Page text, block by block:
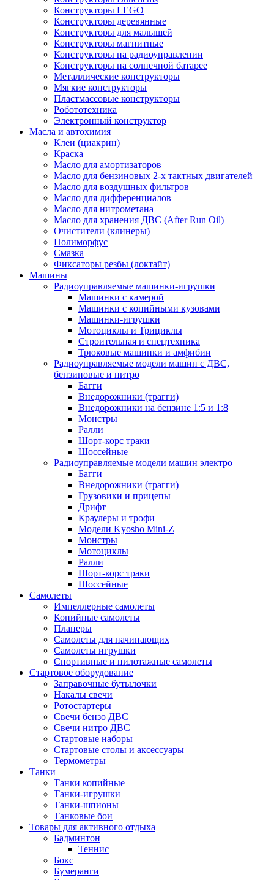
Конструкторы LEGO
Конструкторы деревянные
Конструкторы для малышей
Конструкторы магнитные
Конструкторы на радиоуправлении
Конструкторы на солнечной батарее
Металлические конструкторы
Мягкие конструкторы
Пластмассовые конструкторы
Робототехника
Электронный конструктор
Масла и автохимия
Клеи (циакрин)
Краска
Масло для амортизаторов
Масло для бензиновых 2-х тактных двигателей
Масло для воздушных фильтров
Масло для дифференциалов
Масло для нитрометана
Масло для хранения ДВС (After Run Oil)
Очистители (клинеры)
Полиморфус
Смазка
Фиксаторы резбы (локтайт)
Машины
Радиоуправляемые машинки-игрушки
Машинки с камерой
Машинки с копийными кузовами
Машинки-игрушки
Мотоциклы и Трициклы
Строительная и спецтехника
Трюковые машинки и амфибии
Радиоуправляемые модели машин с ДВС,
бензиновые и нитро
Багги
Внедорожники (трагги)
Внедорожники на бензине 1:5 и 1:8
Монстры
Ралли
Шорт-корс траки
Шоссейные
Радиоуправляемые модели машин электро
Багги
Внедорожники (трагги)
Грузовики и прицепы
Дрифт
Краулеры и трофи
Модели Kyosho Mini-Z
Монстры
Мотоциклы
Ралли
Шорт-корс траки
Шоссейные
Самолеты
Импеллерные самолеты
Копийные самолеты
Планеры
Самолеты для начинающих
Самолеты игрушки
Спортивные и пилотажные самолеты
Стартовое оборудование
Заправочные бутылочки
Накалы свечи
Ротостартеры
Свечи бензо ДВС
Свечи нитро ДВС
Стартовые наборы
Стартовые столы и аксессуары
Термометры
Танки
Танки копийные
Танки-игрушки
Танки-шпионы
Танковые бои
Товары для активного отдыха
Бадминтон
Теннис
Бокс
Бумеранги